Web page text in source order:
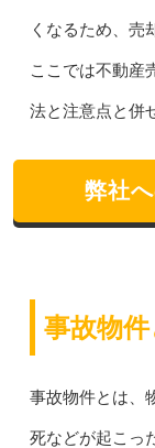
くなるため、売
ここでは不動産
法と注意点と併
弊社
事故物
事故物件とは、
死などが起こっ